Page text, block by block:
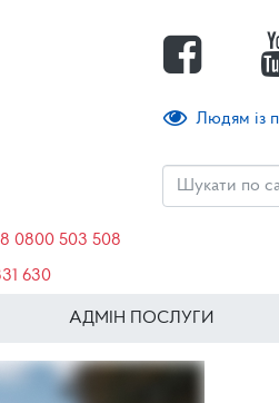
Людям із
0800 503 508
630
АДМІН ПОСЛУГИ